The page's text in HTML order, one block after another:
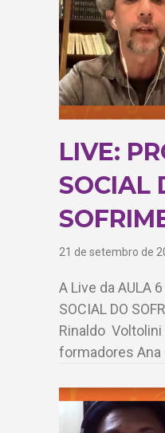
LIVE:
SOCIAL
21 de setembro de
A Live da AULA
SOCIAL DO
Rinaldo
formadores Ana